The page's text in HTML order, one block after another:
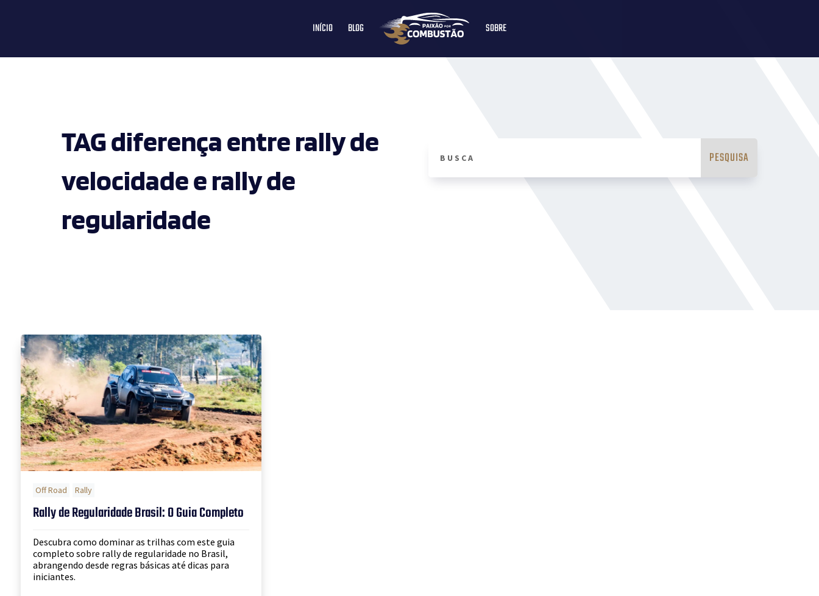
INÍCIO BLOG SOBRE
TAG diferença entre rally de
velocidade e rally de
regularidade
Off Road Rally
Rally de Regularidade Brasil: O Guia Completo
Descubra como dominar as trilhas com este guia
completo sobre rally de regularidade no Brasil,
abrangendo desde regras básicas até dicas para
iniciantes.